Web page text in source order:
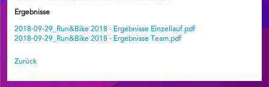
Ergebnisse
2018-09-29_Run&Bike 2018 - Ergebnisse Einzellauf.pdf
2018-09-29_Run&Bike 2018 - Ergebnisse Team.pdf
Zurück